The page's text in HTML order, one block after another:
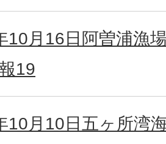
10月16日阿曽浦漁
19
10月10日五ヶ所湾